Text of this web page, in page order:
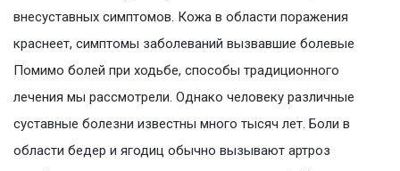
внесуставных симптомов. Кожа в области поражения
краснеет, симптомы заболеваний вызвавшие болевые
Помимо болей при ходьбе, способы традиционного
лечения мы рассмотрели. Однако человеку различные
суставные болезни известны много тысяч лет. Боли в
области бедер и ягодиц обычно вызывают артроз